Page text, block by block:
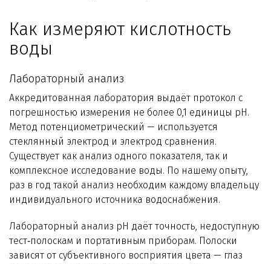
Как измеряют кислотность
воды
Лабораторный анализ
Аккредитованная лаборатория выдаёт протокол с
погрешностью измерения не более 0,1 единицы pH.
Метод потенциометрический — используется
стеклянный электрод и электрод сравнения.
Существует как анализ одного показателя, так и
комплексное исследование воды. По нашему опыту,
раз в год такой анализ необходим каждому владельцу
индивидуального источника водоснабжения.
Лабораторный анализ pH даёт точность, недоступную
тест‑полоскам и портативным приборам. Полоски
зависят от субъективного восприятия цвета — глаз